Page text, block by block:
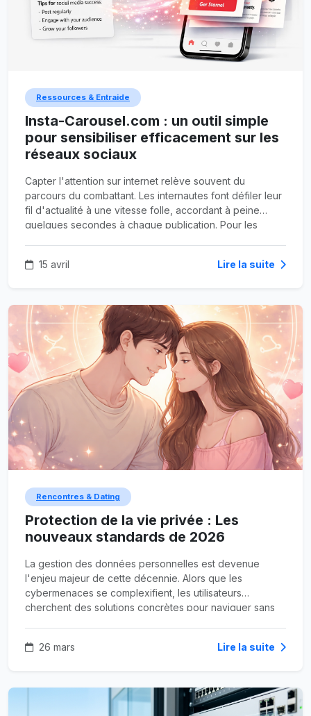
Ressources & Entraide
Insta-Carousel.com : un outil simple
pour sensibiliser efficacement sur les
réseaux sociaux
Capter l'attention sur internet relève souvent du
parcours du combattant. Les internautes font défiler leur
fil d'actualité à une vitesse folle, accordant à peine
quelques secondes à chaque publication. Pour les
problème majeur. Comment transmettre un message
15 avril Lire la suite
Rencontres & Dating
Protection de la vie privée : Les
nouveaux standards de 2026
La gestion des données personnelles est devenue
l'enjeu majeur de cette décennie. Alors que les
cybermenaces se complexifient, les utilisateurs
cherchent des solutions concrètes pour naviguer sans
désormais une réalité portée par des protocoles de
26 mars Lire la suite